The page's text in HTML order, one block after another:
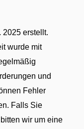
2025 erstellt.
wurde mit
und
Fehler
Falls Sie
wir um eine